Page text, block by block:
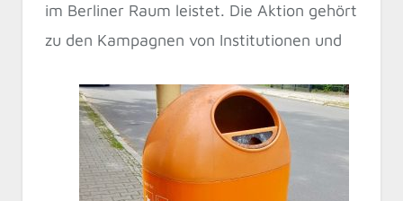
im Berliner Raum leistet. Die Aktion gehört
zu den Kampagnen von Institutionen und